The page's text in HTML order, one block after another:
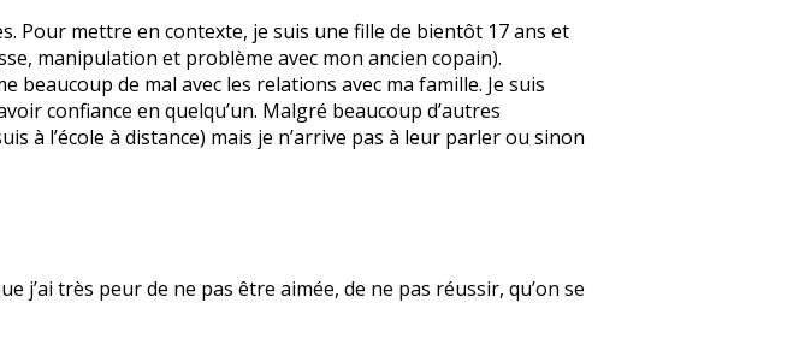
Pour mettre en contexte, je suis une fille de bientôt 17 ans et
manipulation et problème avec mon ancien copain).
beaucoup de mal avec les relations avec ma famille. Je suis
confiance en quelqu’un. Malgré beaucoup d’autres
à l’école à distance) mais je n’arrive pas à leur parler ou sinon
j’ai très peur de ne pas être aimée, de ne pas réussir, qu’on se